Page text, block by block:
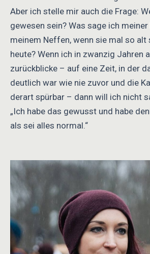
Aber ich stelle mir auch die Frage:
gewesen sein? Was sage ich
meinem Neffen, wenn sie mal so alt
heute? Wenn ich in zwanzig Jahren
zurückblicke – auf eine Zeit, in der
deutlich war wie nie zuvor und die
derart spürbar – dann will ich nicht
„Ich habe das gewusst und habe
als sei alles normal.“